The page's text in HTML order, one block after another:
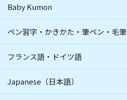
Baby Kumon
ペン習字・かきかた・筆ペン・毛筆
フランス語・ドイツ語
Japanese（日本語）